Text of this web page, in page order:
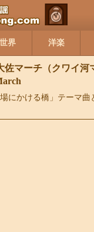
世界 洋楽
佐マーチ（クワイ河
にかける橋」テーマ曲